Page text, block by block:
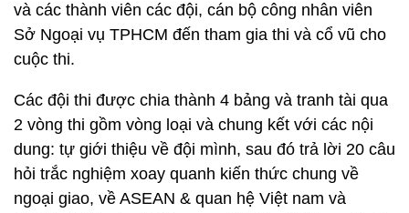
và các thành viên các đội, cán bộ công nhân viên
Sở Ngoại vụ TPHCM đến tham gia thi và cổ vũ cho
cuộc thi.
Các đội thi được chia thành 4 bảng và tranh tài qua
2 vòng thi gồm vòng loại và chung kết với các nội
dung: tự giới thiệu về đội mình, sau đó trả lời 20 câu
hỏi trắc nghiệm xoay quanh kiến thức chung về
ngoại giao, về ASEAN & quan hệ Việt nam và